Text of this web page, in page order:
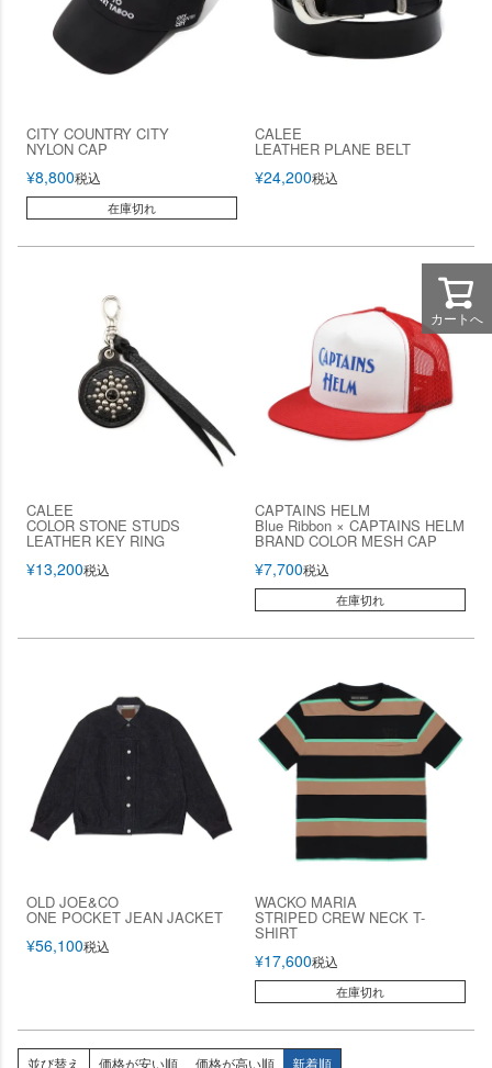
CITY COUNTRY CITY
NYLON CAP
¥8,800税込
在庫切れ
CALEE
LEATHER PLANE BELT
¥24,200税込
CALEE
COLOR STONE STUDS
LEATHER KEY RING
¥13,200税込
CAPTAINS HELM
Blue Ribbon × CAPTAINS HELM
BRAND COLOR MESH CAP
¥7,700税込
在庫切れ
OLD JOE&CO
ONE POCKET JEAN JACKET
¥56,100税込
WACKO MARIA
STRIPED CREW NECK T-
SHIRT
¥17,600税込
在庫切れ
並び替え 価格が安い順 価格が高い順 新着順
カートへ